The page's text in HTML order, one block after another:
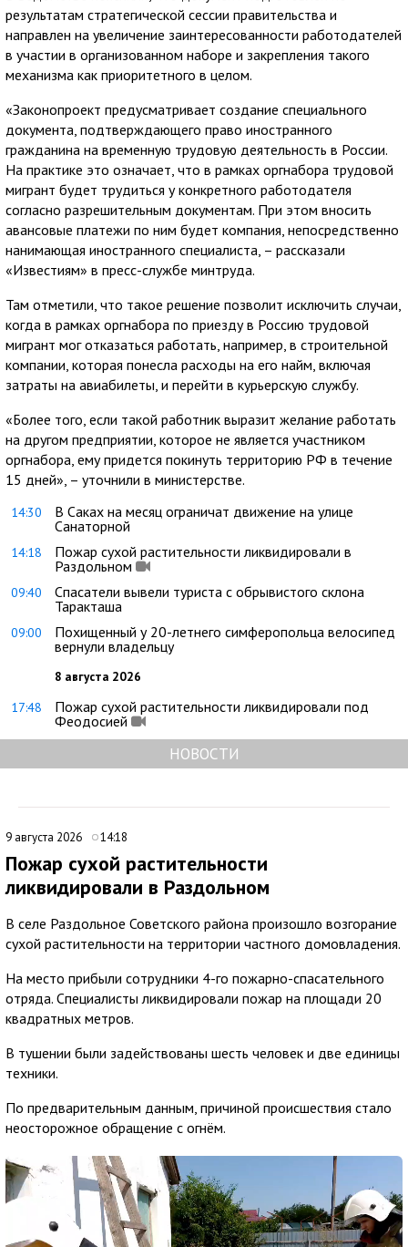
результатам стратегической сессии правительства и
направлен на увеличение заинтересованности работодателей
в участии в организованном наборе и закрепления такого
механизма как приоритетного в целом.
«Законопроект предусматривает создание специального
документа, подтверждающего право иностранного
гражданина на временную трудовую деятельность в России.
На практике это означает, что в рамках оргнабора трудовой
мигрант будет трудиться у конкретного работодателя
согласно разрешительным документам. При этом вносить
авансовые платежи по ним будет компания, непосредственно
нанимающая иностранного специалиста, – рассказали
«Известиям» в пресс-службе минтруда.
Там отметили, что такое решение позволит исключить случаи,
когда в рамках оргнабора по приезду в Россию трудовой
мигрант мог отказаться работать, например, в строительной
компании, которая понесла расходы на его найм, включая
затраты на авиабилеты, и перейти в курьерскую службу.
«Более того, если такой работник выразит желание работать
на другом предприятии, которое не является участником
оргнабора, ему придется покинуть территорию РФ в течение
15 дней», – уточнили в министерстве.
14:30
В Саках на месяц ограничат движение на улице
Санаторной
14:18
Пожар сухой растительности ликвидировали в
Раздольном
09:40
Спасатели вывели туриста с обрывистого склона
Таракташа
09:00
Похищенный у 20-летнего симферопольца велосипед
вернули владельцу
8 августа 2026
17:48
Пожар сухой растительности ликвидировали под
Феодосией
НОВОСТИ
9 августа 2026 14:18
Пожар сухой растительности
ликвидировали в Раздольном
В селе Раздольное Советского района произошло возгорание
сухой растительности на территории частного домовладения.
На место прибыли сотрудники 4-го пожарно-спасательного
отряда. Специалисты ликвидировали пожар на площади 20
квадратных метров.
В тушении были задействованы шесть человек и две единицы
техники.
По предварительным данным, причиной происшествия стало
неосторожное обращение с огнём.